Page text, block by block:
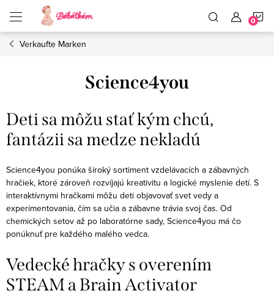
Inhalt
springen
Verkaufte Marken
Science4you
Deti sa môžu stať kým chcú,
fantázii sa medze nekladú
Science4you ponúka široký sortiment vzdelávacích a zábavných
hračiek, ktoré zároveň rozvíjajú kreativitu a logické myslenie detí. S
interaktívnymi hračkami môžu deti objavovať svet vedy a
experimentovania, čím sa učia a zábavne trávia svoj čas. Od
chemických setov až po laboratórne sady, Science4you má čo
ponúknuť pre každého malého vedca.
Vedecké hračky s overením
STEAM a Brain Activator